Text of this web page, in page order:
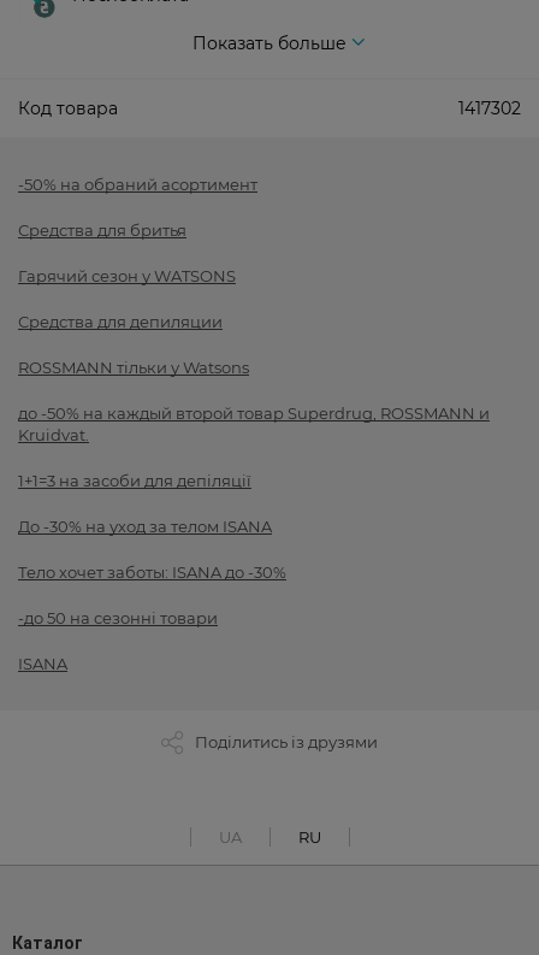
Показать больше
Код товара 1417302
-50% на обраний асортимент
Средства для бритья
Гарячий сезон у WATSONS
Средства для депиляции
ROSSMANN тільки у Watsons
до -50% на каждый второй товар Superdrug, ROSSMANN и
Kruidvat.
1+1=3 на засоби для депіляції
До -30% на уход за телом ISANA
Тело хочет заботы: ISANA до -30%
-до 50 на сезонні товари
ISANA
Поділитись із друзями
UA RU
Каталог